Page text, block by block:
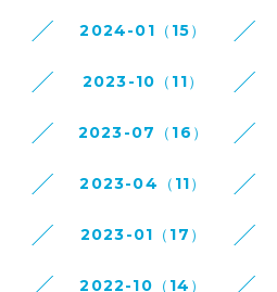
2024-01（15）
2023-10（11）
2023-07（16）
2023-04（11）
2023-01（17）
2022-10（14）